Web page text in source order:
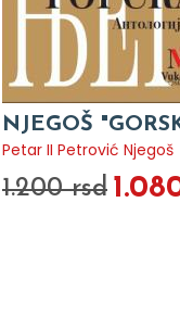
NJEGOŠ
Petar II Petrović Njegoš
1.200 rsd